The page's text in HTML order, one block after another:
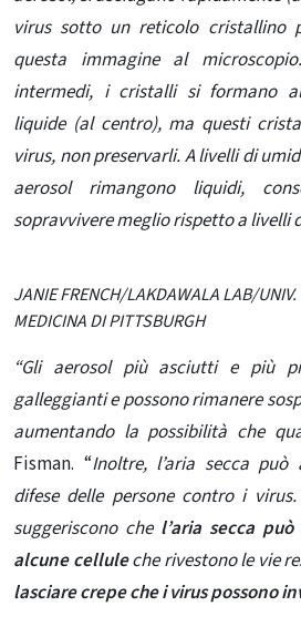
virus sotto un reticolo cristallino
questa immagine al
intermedi, i cristalli si formano
liquide (al centro), ma questi
virus, non preservarli. A livelli di
aerosol rimangono liquidi,
sopravvivere meglio rispetto a livelli
JANIE FRENCH/LAKDAWALA LAB/
MEDICINA DI PITTSBURGH
“Gli aerosol più asciutti e più
galleggianti e possono rimanere
aumentando la possibilità che
Fisman. “Inoltre, l’aria secca può
difese delle persone contro i
suggeriscono che l’aria secca
alcune celluleche rivestono le vie
lasciare crepe che i virus possono